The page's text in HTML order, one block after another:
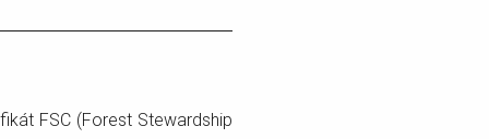
FSC (Forest Stewardship